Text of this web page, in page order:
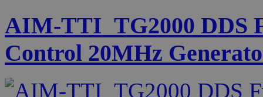
AIM-TTI_TG2000 DDS
Control 20MHz